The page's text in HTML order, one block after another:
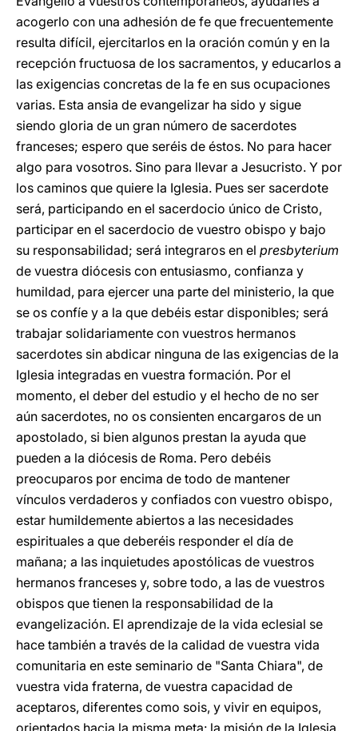
acogerlo con una adhesión de fe que frecuentemente
resulta difícil, ejercitarlos en la oración común y en la
recepción fructuosa de los sacramentos, y educarlos a
las exigencias concretas de la fe en sus ocupaciones
varias. Esta ansia de evangelizar ha sido y sigue
siendo gloria de un gran número de sacerdotes
franceses; espero que seréis de éstos. No para hacer
algo para vosotros. Sino para llevar a Jesucristo. Y por
los caminos que quiere la Iglesia. Pues ser sacerdote
será, participando en el sacerdocio único de Cristo,
participar en el sacerdocio de vuestro obispo y bajo
su responsabilidad; será integraros en el presbyterium
de vuestra diócesis con entusiasmo, confianza y
humildad, para ejercer una parte del ministerio, la que
se os confíe y a la que debéis estar disponibles; será
trabajar solidariamente con vuestros hermanos
sacerdotes sin abdicar ninguna de las exigencias de la
Iglesia integradas en vuestra formación. Por el
momento, el deber del estudio y el hecho de no ser
aún sacerdotes, no os consienten encargaros de un
apostolado, si bien algunos prestan la ayuda que
pueden a la diócesis de Roma. Pero debéis
preocuparos por encima de todo de mantener
vínculos verdaderos y confiados con vuestro obispo,
estar humildemente abiertos a las necesidades
espirituales a que deberéis responder el día de
mañana; a las inquietudes apostólicas de vuestros
hermanos franceses y, sobre todo, a las de vuestros
obispos que tienen la responsabilidad de la
evangelización. El aprendizaje de la vida eclesial se
hace también a través de la calidad de vuestra vida
comunitaria en este seminario de "Santa Chiara", de
vuestra vida fraterna, de vuestra capacidad de
aceptaros, diferentes como sois, y vivir en equipos,
orientados hacia la misma meta: la misión de la Iglesia.